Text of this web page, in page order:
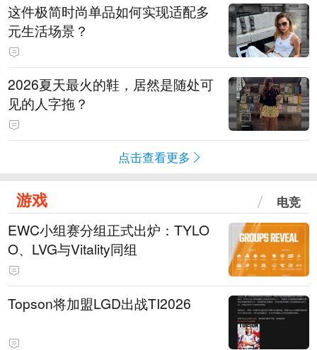
这件极简时尚单品如何实现适配多
元生活场景？
2026夏天最火的鞋，居然是随处可
见的人字拖？
点击查看更多
游戏 电竞
EWC小组赛分组正式出炉：TYLO
O、LVG与Vitality同组
Topson将加盟LGD出战TI2026